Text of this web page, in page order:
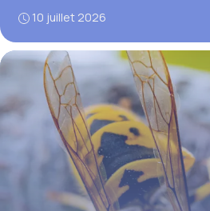
10 juillet 2026